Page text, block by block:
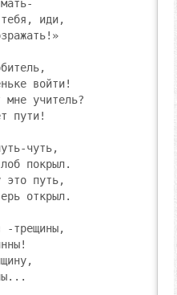
иди,
войти!
мне учитель?
пути!
чуть,
покрыл.
это путь,
открыл.
-трещины,